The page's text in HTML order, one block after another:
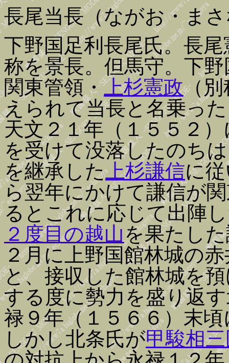
長尾当長（ながお・ま
下野国足利長尾氏。長
称を景長。但馬守。下
関東管領・上杉憲政（別
えられて当長と名乗っ
天文２１年（１５５２
を受けて没落したのち
を継承した上杉謙信に
ら翌年にかけて謙信が
るとこれに応じて出陣
２度目の越山を果たし
２月に上野国館林城の
と、接収した館林城を
する度に勢力を盛り返
禄９年（１５６６）末
しかし北条氏が甲駿相